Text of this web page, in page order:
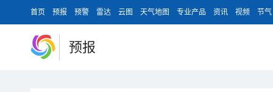
首页 预报 预警 雷达 云图 天气地图 专业产品 资讯 视频 节气
预报